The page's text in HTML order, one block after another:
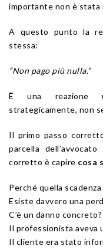
importante non è
A questo punto la
stessa:
“Non pago più nulla.”
È una reazione
strategicamente, non
Il primo passo
parcella
corretto è capire cosa
Perché quella
Esiste davvero una
C’è un danno concreto?
Il professionista aveva
Il cliente era stato